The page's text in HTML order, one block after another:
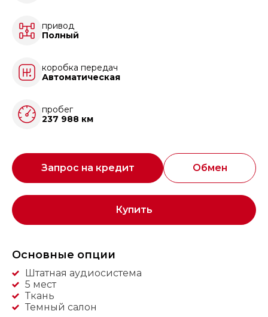
привод
Полный
коробка передач
Автоматическая
пробег
237 988 км
Запрос на кредит Обмен
Купить
Основные опции
Штатная аудиосистема
5 мест
Ткань
Темный салон